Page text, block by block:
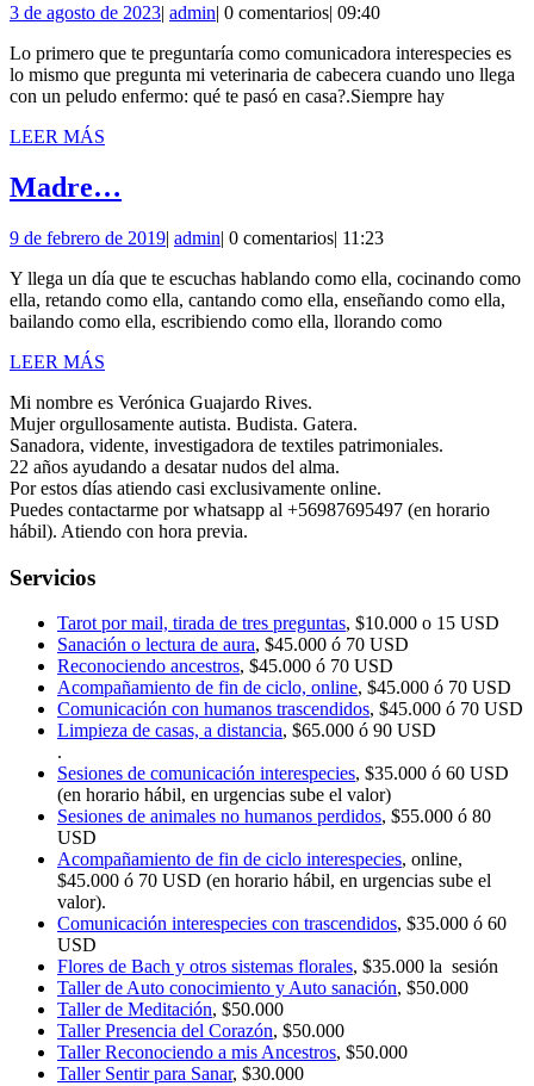
3 de agosto de 20233
agosto
de
2023
| adminadmin
| 0 comentarios| 09:40
Lo primero que te preguntaría como comunicadora interespecies es
lo mismo que pregunta mi veterinaria de cabecera cuando uno llega
con un peludo enfermo: qué te pasó en casa?.Siempre hay
LEER MÁS
Madre…
9 de febrero de 20199
febrero
de
2019
| adminadmin
| 0 comentarios| 11:23
Y llega un día que te escuchas hablando como ella, cocinando como
ella, retando como ella, cantando como ella, enseñando como ella,
bailando como ella, escribiendo como ella, llorando como
LEER MÁS
Mi nombre es Verónica Guajardo Rives.
Mujer orgullosamente autista. Budista. Gatera.
Sanadora, vidente, investigadora de textiles patrimoniales.
22 años ayudando a desatar nudos del alma.
Por estos días atiendo casi exclusivamente online.
Puedes contactarme por whatsapp al +56987695497 (en horario
hábil). Atiendo con hora previa.
Servicios
Tarot por mail, tirada de tres preguntas, $10.000 o 15 USD
Sanación o lectura de aura, $45.000 ó 70 USD
Reconociendo ancestros, $45.000 ó 70 USD
Acompañamiento de fin de ciclo, online, $45.000 ó 70 USD
Comunicación con humanos trascendidos, $45.000 ó 70 USD
Limpieza de casas, a distancia, $65.000 ó 90 USD
.
Sesiones de comunicación interespecies, $35.000 ó 60 USD
(en horario hábil, en urgencias sube el valor)
Sesiones de animales no humanos perdidos, $55.000 ó 80
USD
Acompañamiento de fin de ciclo interespecies, online,
$45.000 ó 70 USD (en horario hábil, en urgencias sube el
valor).
Comunicación interespecies con trascendidos, $35.000 ó 60
USD
Flores de Bach y otros sistemas florales, $35.000 la sesión
Taller de Auto conocimiento y Auto sanación, $50.000
Taller de Meditación, $50.000
Taller Presencia del Corazón, $50.000
Taller Reconociendo a mis Ancestros, $50.000
Taller Sentir para Sanar, $30.000